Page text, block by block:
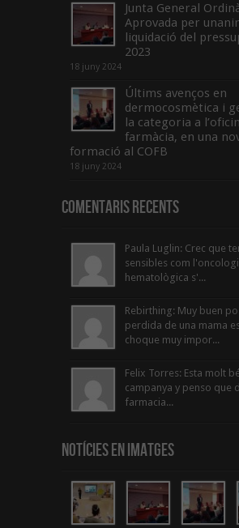
Junta General
Aprovada per
liquidació del
2023
18 juny 2024
Últims avenços en
dermocosmètica i
la categoria a
farmàcia, en una
formació al COFB
18 juny 2024
Comentaris Recents
Paula Luglin: Crec que
sensibles com
hematològica s'...
Rebirthing: Muy buen
perdida de una mama
choque muy impor...
Felix Torres: Esta molt
campanya y penso que
farmacia...
Notícies en Imatges